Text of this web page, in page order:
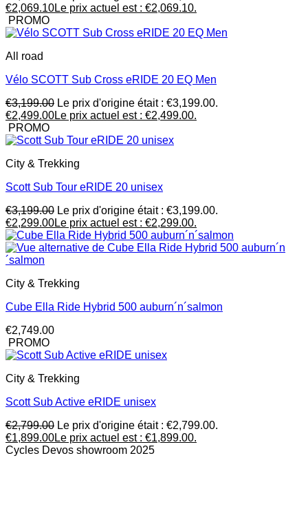
€2,069.10Le prix actuel est : €2,069.10.
PROMO
All road
Vélo SCOTT Sub Cross eRIDE 20 EQ Men
€3,199.00 Le prix d'origine était : €3,199.00.
€2,499.00Le prix actuel est : €2,499.00.
PROMO
City & Trekking
Scott Sub Tour eRIDE 20 unisex
€3,199.00 Le prix d'origine était : €3,199.00.
€2,299.00Le prix actuel est : €2,299.00.
City & Trekking
Cube Ella Ride Hybrid 500 auburn´n´salmon
€2,749.00
PROMO
City & Trekking
Scott Sub Active eRIDE unisex
€2,799.00 Le prix d'origine était : €2,799.00.
€1,899.00Le prix actuel est : €1,899.00.
Cycles Devos showroom 2025